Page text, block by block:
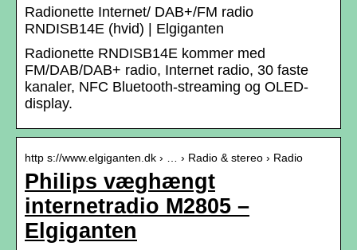
Radionette Internet/ DAB+/FM radio
RNDISB14E (hvid) | Elgiganten
Radionette RNDISB14E kommer med
FM/DAB/DAB+ radio, Internet radio, 30 faste
kanaler, NFC Bluetooth-streaming og OLED-
display.
http s://www.elgiganten.dk › … › Radio & stereo › Radio
Philips væghængt
internetradio M2805 –
Elgiganten